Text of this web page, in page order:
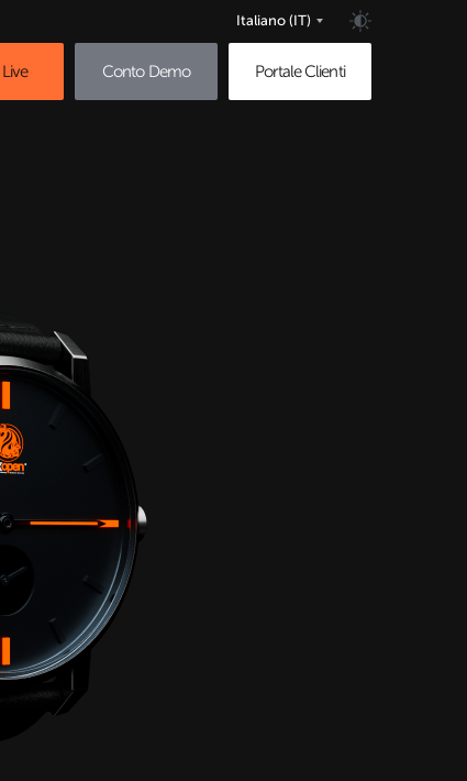
Italiano (IT)
Conto Demo Portale Clienti